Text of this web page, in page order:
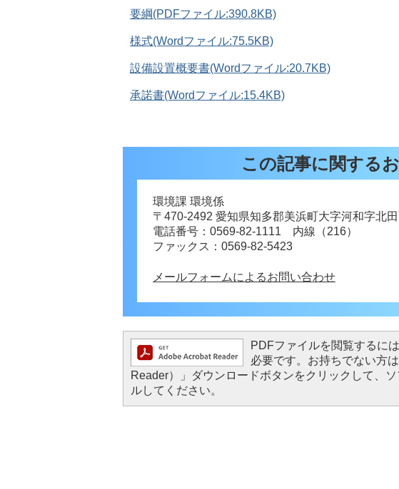
要綱(PDFファイル:390.8KB)
様式(Wordファイル:75.5KB)
設備設置概要書(Wordファイル:20.7KB)
承諾書(Wordファイル:15.4KB)
この記事に関する
環境課 環境係
〒470-2492 愛知県知多郡美浜町大字河和字北
電話番号：0569-82-1111 内線（216）
ファックス：0569-82-5423
メールフォームによるお問い合わせ
PDFファイルを閲覧するに
必要です。お持ちでない方
Reader）」ダウンロードボタンをクリックして、
ルしてください。